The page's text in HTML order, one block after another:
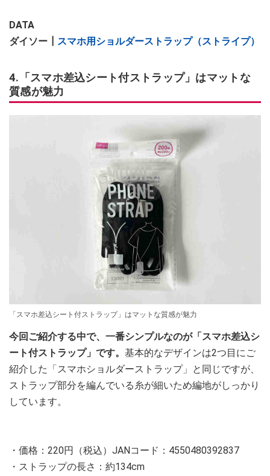
DATA
ダイソー┃ スマホ用ショルダーストラップ（ストライプ）
4.「スマホ差込シート付ストラップ」はマットな
質感が魅力
「スマホ差込シート付ストラップ」はマットな質感が魅力
今回ご紹介する中で、一番シンプルなのが「スマホ差込シ
ート付ストラップ」です。 基本的なデザインは2つ目にご
紹介した「スマホショルダーストラップ」と同じですが、
ストラップ部分を編んでいる糸が細いため編地がしっかり
しています。
・価格：220円（税込）JANコード：4550480392837
・ストラップの長さ：約134cm